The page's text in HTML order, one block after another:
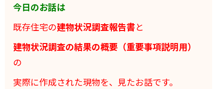
今日のお話は
既存住宅の建物状況調査報告書と
建物状況調査の結果の概要（重要事項説明用）
の
実際に作成された現物を、見たお話です。